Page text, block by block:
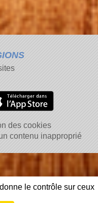
des cookies
contenu inapproprié
le contrôle sur ceux